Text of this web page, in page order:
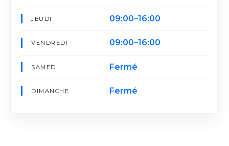
JEUDI 09:00–16:00
VENDREDI 09:00–16:00
SAMEDI Fermé
DIMANCHE Fermé